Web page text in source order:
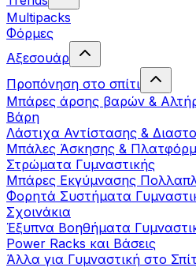
Multipacks
Φόρμες
Αξεσουάρ
Προπόνηση στο σπίτι
Μπάρες άρσης βαρών &
Βάρη
Λάστιχα Αντίστασης &
Μπάλες Άσκησης &
Στρώματα Γυμναστικής
Μπάρες Εκγύμνασης
Φορητά Συστήματα
Σχοινάκια
Έξυπνα Βοηθήματα
Power Racks και Βάσεις
Άλλα για Γυμναστική στο